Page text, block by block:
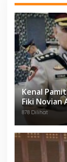
Kenal
Fiki Novian
Karawang
878 Dilihat